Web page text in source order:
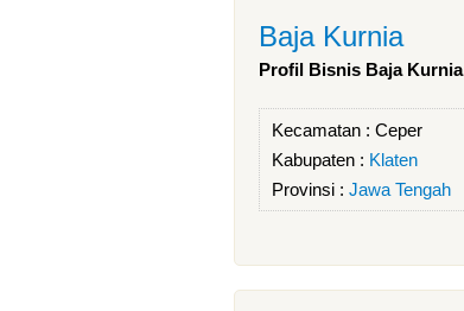
Baja Kurnia
Profil Bisnis Baja Kurnia
Kecamatan : Ceper
Kabupaten : Klaten
Provinsi : Jawa Tengah